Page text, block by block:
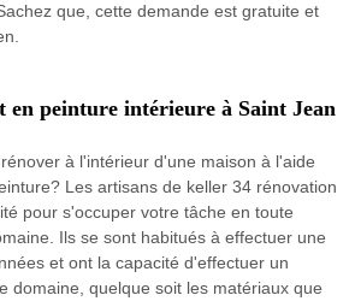
que, cette demande est gratuite et
en peinture intérieure à Saint Jean
à l'intérieur d'une maison à l'aide
Les artisans de keller 34 rénovation
pour s'occuper votre tâche en toute
Ils se sont habitués à effectuer une
et ont la capacité d'effectuer un
domaine, quelque soit les matériaux que